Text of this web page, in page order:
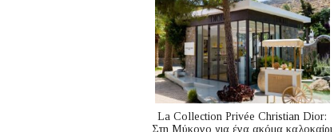
La Collection Privée Christian Dior:
Στη Μύκονο για ένα ακόμα καλοκαίρι